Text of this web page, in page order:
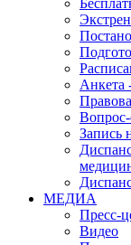
Анкета
Вопрос-
Запись
МЕДИА
Пресс-
Видео